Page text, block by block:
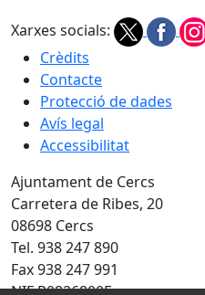
Xarxes socials:
Crèdits
Contacte
Protecció de dades
Avís legal
Accessibilitat
Ajuntament de Cercs
Carretera de Ribes, 20
08698 Cercs
Tel. 938 247 890
Fax 938 247 991